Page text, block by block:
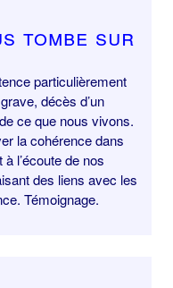
tombe sur
particulièrement
décès d’un
ce que nous vivons.
la cohérence dans
l’écoute de nos
des liens avec les
Témoignage.